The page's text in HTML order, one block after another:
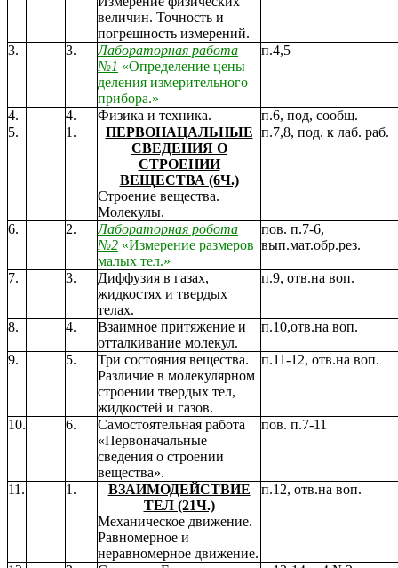
величин. Точность и
погрешность измерений.
3.
3.
Лабораторная работа
№1 «Определение цены
деления измерительного
прибора.»
п.4,5
4. 4. Физика и техника.
п.6, под, сообщ.
5.
1.
ПЕРВОНАЦАЛЬНЫЕ
СВЕДЕНИЯ О
СТРОЕНИИ
ВЕЩЕСТВА (6Ч.)
Строение вещества.
Молекулы.
п.7,8, под. к лаб. раб.
6. 2.
Лабораторная робота
№2 «Измерение размеров
малых тел.»
пов. п.7-6,
вып.мат.обр.рез.
7. 3.
Диффузия в газах,
жидкостях и твердых
телах.
п.9, отв.на воп.
8. 4.
Взаимное притяжение и
отталкивание молекул.
п.10,отв.на воп.
9. 5.
Три состояния вещества.
Различие в молекулярном
строении твердых тел,
жидкостей и газов.
п.11-12, отв.на воп.
10. 6.
Самостоятельная работа
«Первоначальные
сведения о строении
вещества».
пов. п.7-11
11. 1.
ВЗАИМОДЕЙСТВИЕ
ТЕЛ (21Ч.)
Механическое движение.
Равномерное и
неравномерное движение.
п.12, отв.на воп.